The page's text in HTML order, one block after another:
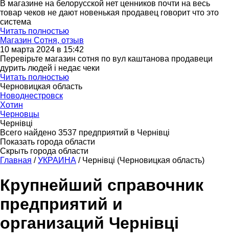
В магазине на белорусской нет ценников почти на весь
товар чеков не дают новенькая продавец говорит что это
система
Читать полностью
Магазин Сотня, отзыв
10 марта 2024 в 15:42
Перевірьте магазин сотня по вул каштанова продавеци
дурить людей і недає чеки
Читать полностью
Черновицкая область
Новоднестровск
Хотин
Черновцы
Чернівці
Всего найдено 3537 предприятий в Чернівці
Показать города области
Скрыть города области
Главная / УКРАИНА / Чернівці (Черновицкая область)
Крупнейший справочник
предприятий и
организаций Чернівці